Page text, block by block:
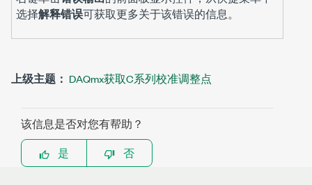
选择解释错误可获取更多关于该错误的信息。
上级主题： DAQmx获取C系列校准调整点
该信息是否对您有帮助？
是
否